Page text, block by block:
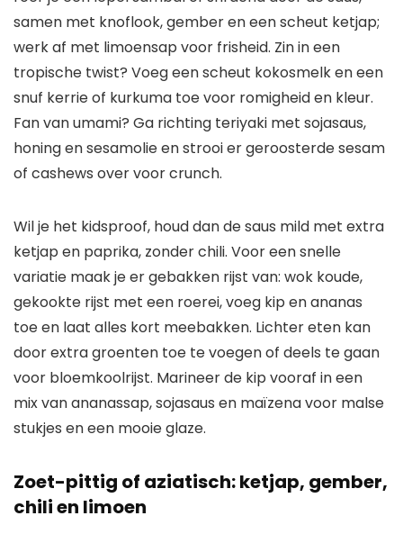
samen met knoflook, gember en een scheut ketjap;
werk af met limoensap voor frisheid. Zin in een
tropische twist? Voeg een scheut kokosmelk en een
snuf kerrie of kurkuma toe voor romigheid en kleur.
Fan van umami? Ga richting teriyaki met sojasaus,
honing en sesamolie en strooi er geroosterde sesam
of cashews over voor crunch.
Wil je het kidsproof, houd dan de saus mild met extra
ketjap en paprika, zonder chili. Voor een snelle
variatie maak je er gebakken rijst van: wok koude,
gekookte rijst met een roerei, voeg kip en ananas
toe en laat alles kort meebakken. Lichter eten kan
door extra groenten toe te voegen of deels te gaan
voor bloemkoolrijst. Marineer de kip vooraf in een
mix van ananassap, sojasaus en maïzena voor malse
stukjes en een mooie glaze.
Zoet-pittig of aziatisch: ketjap, gember,
chili en limoen